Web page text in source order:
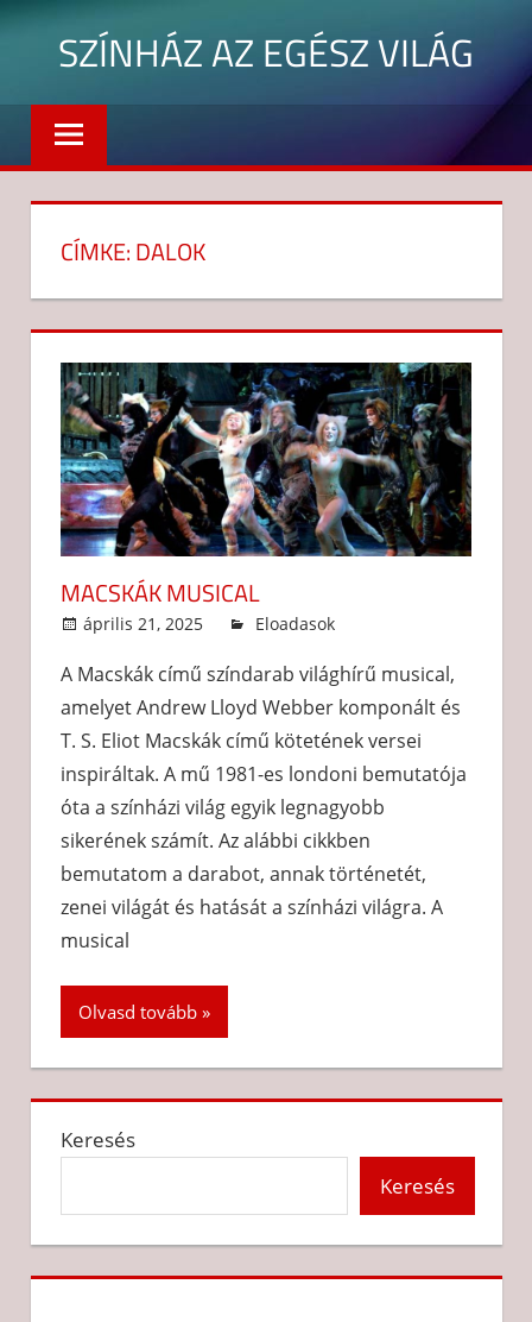
Skip
SZÍNHÁZ AZ EGÉSZ VILÁG
Budaörsi
játékszín
CÍMKE:DALOK
MACSKÁK MUSICAL
április 21, 2025 admin
Eloadasok
A Macskák című színdarab világhírű musical,
amelyet Andrew Lloyd Webber komponált és
T. S. Eliot Macskák című kötetének versei
inspiráltak. A mű 1981-es londoni bemutatója
óta a színházi világ egyik legnagyobb
sikerének számít. Az alábbi cikkben
bemutatom a darabot, annak történetét,
zenei világát és hatását a színházi világra. A
musical
Olvasd tovább
Keresés
Keresés